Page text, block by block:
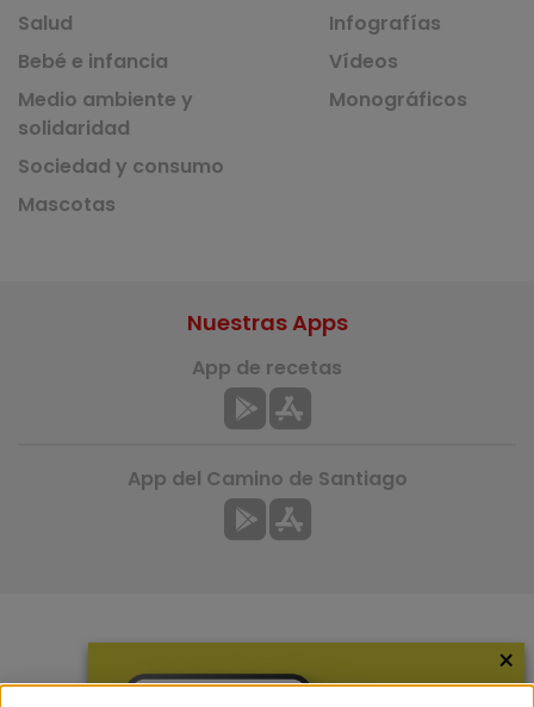
Salud
Bebé e infancia
Medio ambiente y
solidaridad
Sociedad y consumo
Mascotas
Infografías
Vídeos
Monográficos
Nuestras Apps
App de recetas
App del Camino de Santiago
×